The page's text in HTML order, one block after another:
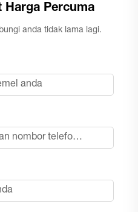
Harga Percuma
anda tidak lama lagi.